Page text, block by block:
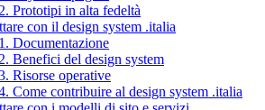
Prototipi in alta fedeltà
con il design system .italia
Documentazione
Benefici del design system
Risorse operative
Come contribuire al design system .italia